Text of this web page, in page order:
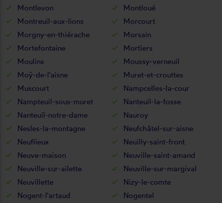
Montlevon
Montloué
Montreuil-aux-lions
Morcourt
Morgny-en-thiérache
Morsain
Mortefontaine
Mortiers
Moulins
Moussy-verneuil
Moÿ-de-l'aisne
Muret-et-crouttes
Muscourt
Nampcelles-la-cour
Nampteuil-sous-muret
Nanteuil-la-fosse
Nanteuil-notre-dame
Nauroy
Nesles-la-montagne
Neufchâtel-sur-aisne
Neuflieux
Neuilly-saint-front
Neuve-maison
Neuville-saint-amand
Neuville-sur-ailette
Neuville-sur-margival
Neuvillette
Nizy-le-comte
Nogent-l'artaud
Nogentel